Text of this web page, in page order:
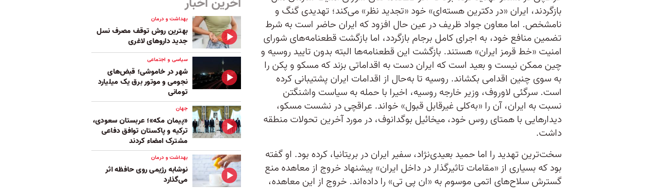
بازگردند، ایران «در دکترین هسته‌ای» خود «تجدید نظر» می‌کند؛‌ تهدیدی گنگ و
نامشخص. اما معاون جواد ظریف در عین حال افزود که ایران حاضر است به شرط
تضمین منافع خود، به اجرای کامل برجام بازگردد، اما بازگشت قطعنامه‌های شورای
امنیت «خط قرمز ایران» هستند. بازگشت این قطعنامه‌ها البته بدون تایید روسیه و
چین ممکن نیست و بعید است که ایران دست به اقداماتی بزند که مسکو و پکن را
به سوی چنین اقدامی بکشاند. روسیه تا به‌حال از اقدامات ایران پشتیبانی کرده
است. سرگئی لاوروف، وزیر خارجه روسیه، اخیرا با حمله به سیاست واشنگتن
نسبت به ایران، آن‌ را «به‌کلی غیرقابل قبول» خواند. عراقچی در نشست مسکو،
دیدارهایی با همتای روس خود، میخائیل بوگدانوف، در مورد آخرین تحولات منطقه
داشت.
سخت‌ترین تهدید را اما حمید بعیدی‌نژاد، سفیر ایران در بریتانیا، کرده بود. او گفته
بود که بسیاری از «مقامات تاثیرگذار در داخل ایران» پیشنهاد خروج از معاهده منع
گسترش سلاح‌های اتمی موسوم به «ان پی تی» را داده‌اند. خروج از این معاهده،
بهداشت و درمان
بهترین روش توقف مصرف نسل
جدید داروهای لاغری
سیاسی و اجتماعی
شهر در خاموشی؛ قبض‌های
نجومی و موتور برق یک میلیارد
تومانی
جهان
«پیمان مکه»؛ عربستان سعودی،
ترکیه و پاکستان توافق دفاعی
مشترک امضاء کردند
بهداشت و درمان
نوشابه رژیمی روی حافظه اثر
می‌گذارد